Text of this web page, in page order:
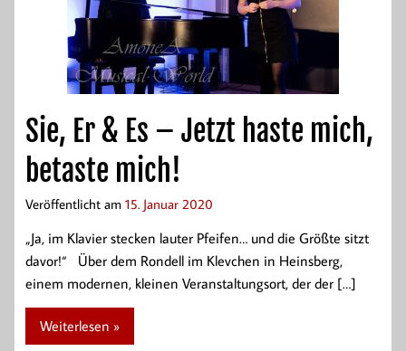
Sie, Er & Es – Jetzt haste mich,
betaste mich!
Veröffentlicht am 15. Januar 2020
„Ja, im Klavier stecken lauter Pfeifen… und die Größte sitzt
davor!“ Über dem Rondell im Klevchen in Heinsberg,
einem modernen, kleinen Veranstaltungsort, der der […]
Weiterlesen »